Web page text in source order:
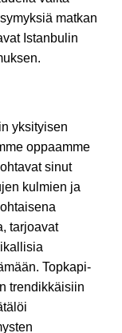
matkan
Istanbulin
yksityisen
oppaamme
sinut
kulmien ja
tarjoavat
Topkapi-
trendikkäisiin